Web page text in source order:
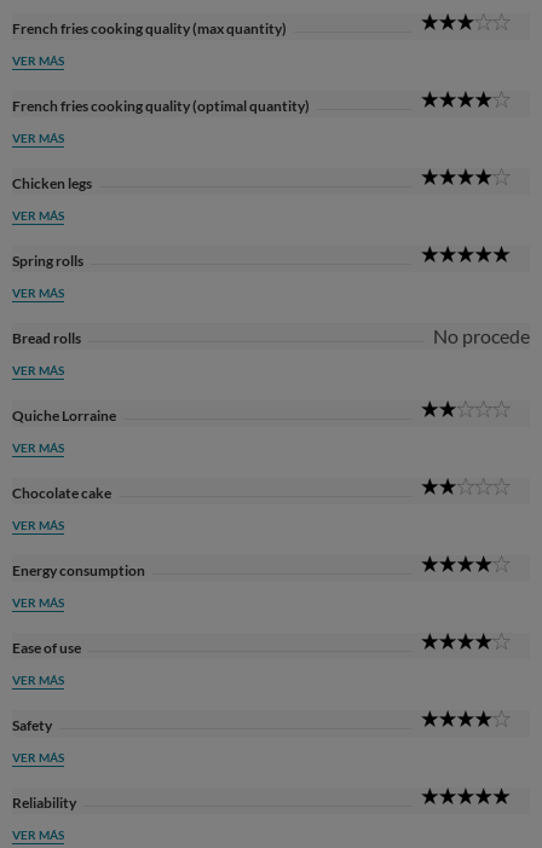
French fries cooking quality (max quantity)
VER MÁS
French fries cooking quality (optimal quantity)
VER MÁS
Chicken legs
VER MÁS
Spring rolls
VER MÁS
Bread rolls No procede
VER MÁS
Quiche Lorraine
VER MÁS
Chocolate cake
VER MÁS
Energy consumption
VER MÁS
Ease of use
VER MÁS
Safety
VER MÁS
Reliability
VER MÁS